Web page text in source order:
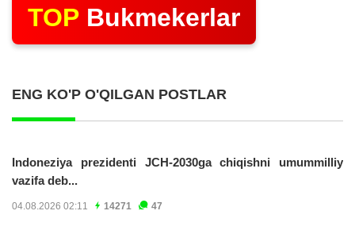
TOP Bukmekerlar
ENG KO'P O'QILGAN POSTLAR
Indoneziya prezidenti JCH-2030ga chiqishni umummilliy
vazifa deb...
04.08.2026 02:11 14271 47